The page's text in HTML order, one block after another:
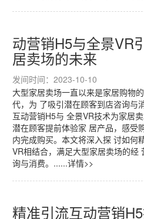
动营销H5与全景VR
居卖场的未来
发间时间：2023-10-10
大型家居卖场一直以来是家居购物
代，为 了吸引潜在顾客到店咨询与
互动营销H5与 全景VR技术为家居
潜在顾客提前体验家 居产品，感受
内完成购买。本文将深入探 讨如何
VR相结合，满足大型家居卖场的经
询与消费。......详情>>
精准引流互动营销